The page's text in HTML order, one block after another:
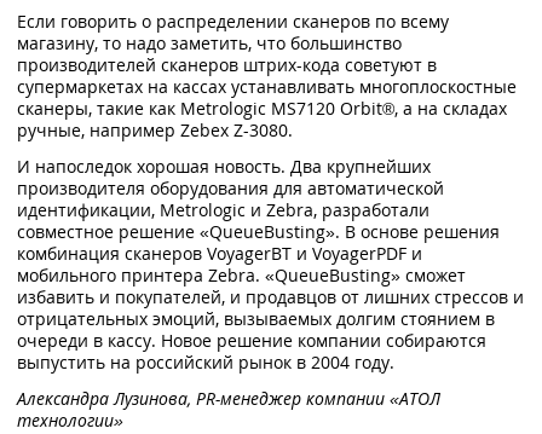
Если говорить о распределении сканеров по всему
магазину, то надо заметить, что большинство
производителей сканеров штрих-кода советуют в
супермаркетах на кассах устанавливать многоплоскостные
сканеры, такие как Metrologic MS7120 Orbit®, а на складах
ручные, например Zebex Z-3080.
И напоследок хорошая новость. Два крупнейших
производителя оборудования для автоматической
идентификации, Metrologic и Zebra, разработали
совместное решение «QueueBusting». В основе решения
комбинация сканеров VoyagerBT и VoyagerPDF и
мобильного принтера Zebra. «QueueBusting» сможет
избавить и покупателей, и продавцов от лишних стрессов и
отрицательных эмоций, вызываемых долгим стоянием в
очереди в кассу. Новое решение компании собираются
выпустить на российский рынок в 2004 году.
Александра Лузинова, PR-менеджер компании «АТОЛ
технологии»